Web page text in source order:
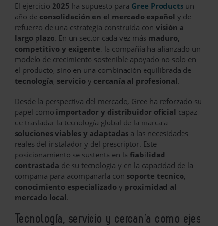
El ejercicio 2025 ha supuesto para Gree Products un
año de consolidación en el mercado español y de
refuerzo de una estrategia construida con visión a
largo plazo. En un sector cada vez más maduro,
competitivo y exigente, la compañía ha afianzado un
modelo de crecimiento sostenible apoyado no solo en
el producto, sino en una combinación equilibrada de
tecnología, servicio y cercanía al profesional.
Desde la perspectiva del mercado, Gree ha reforzado su
papel como importador y distribuidor oficial capaz
de trasladar la tecnología global de la marca a
soluciones viables y adaptadas a las necesidades
reales del instalador y del prescriptor. Este
posicionamiento se sustenta en la fiabilidad
contrastada de su tecnología y en la capacidad de la
compañía para acompañarla con soporte técnico,
conocimiento especializado y proximidad al
mercado local.
Tecnología, servicio y cercanía como ejes